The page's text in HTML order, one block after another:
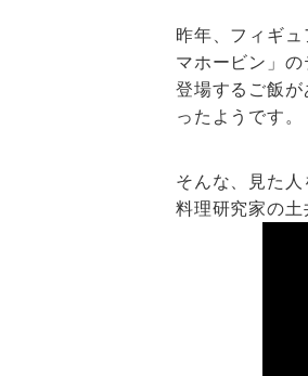
昨年、フィギ
マホービン」の
登場するご飯
ったようです。
そんな、見た人
料理研究家の